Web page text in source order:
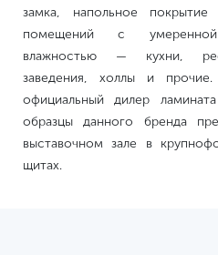
замка, напольное покрытие
помещений с
влажностью — кухни,
заведения, холлы и
официальный дилер
образцы данного бренда
выставочном зале в
щитах.